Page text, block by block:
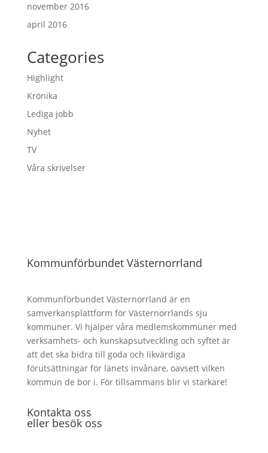
november 2016
april 2016
Categories
Highlight
Krönika
Lediga jobb
Nyhet
TV
Våra skrivelser
Kommunförbundet Västernorrland
Kommunförbundet Västernorrland är en
samverkansplattform för Västernorrlands sju
kommuner. Vi hjälper våra medlemskommuner med
verksamhets- och kunskapsutveckling och syftet är
att det ska bidra till goda och likvärdiga
förutsättningar för länets invånare, oavsett vilken
kommun de bor i. För tillsammans blir vi starkare!
Kontakta oss
eller besök oss